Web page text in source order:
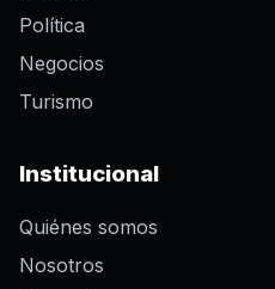
Política
Negocios
Turismo
Institucional
Quiénes somos
Nosotros